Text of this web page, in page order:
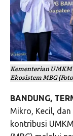
Kementerian
Ekosistem MBG
BANDUNG,
Mikro, Kecil, dan
kontribusi